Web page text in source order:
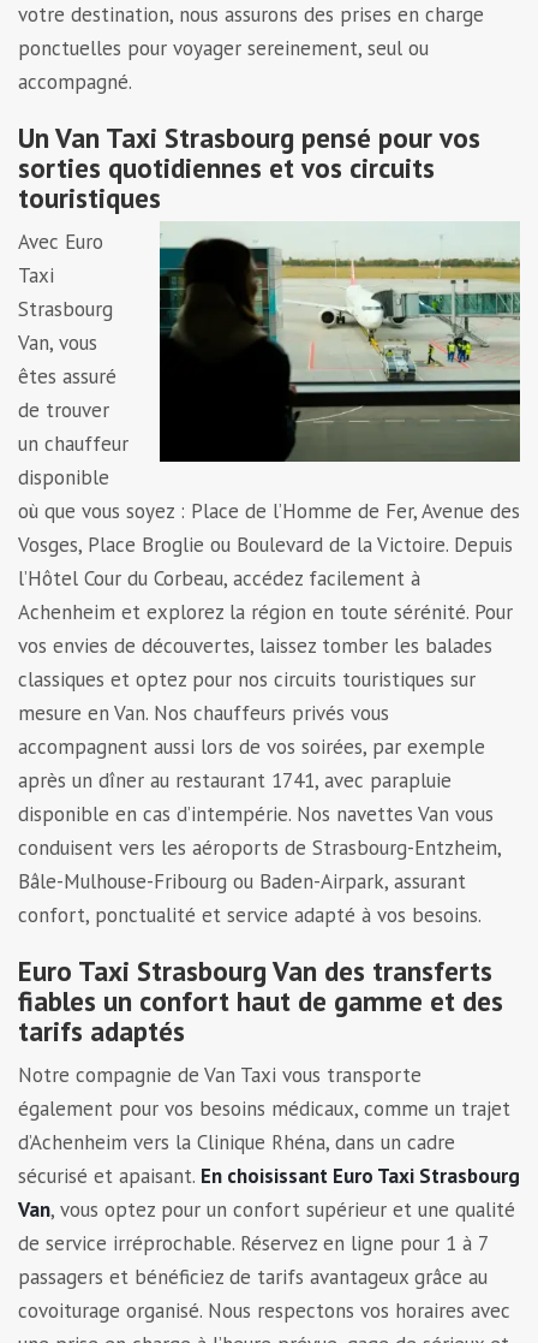
votre destination, nous assurons des prises en charge
ponctuelles pour voyager sereinement, seul ou
accompagné.
Un Van Taxi Strasbourg pensé pour vos
sorties quotidiennes et vos circuits
touristiques
Avec Euro
Taxi
Strasbourg
Van, vous
êtes assuré
de trouver
un chauffeur
disponible
où que vous soyez : Place de l’Homme de Fer, Avenue des
Vosges, Place Broglie ou Boulevard de la Victoire. Depuis
l’Hôtel Cour du Corbeau, accédez facilement à
Achenheim et explorez la région en toute sérénité. Pour
vos envies de découvertes, laissez tomber les balades
classiques et optez pour nos circuits touristiques sur
mesure en Van. Nos chauffeurs privés vous
accompagnent aussi lors de vos soirées, par exemple
après un dîner au restaurant 1741, avec parapluie
disponible en cas d’intempérie. Nos navettes Van vous
conduisent vers les aéroports de Strasbourg-Entzheim,
Bâle-Mulhouse-Fribourg ou Baden-Airpark, assurant
confort, ponctualité et service adapté à vos besoins.
Euro Taxi Strasbourg Van des transferts
fiables un confort haut de gamme et des
tarifs adaptés
Notre compagnie de Van Taxi vous transporte
également pour vos besoins médicaux, comme un trajet
d’Achenheim vers la Clinique Rhéna, dans un cadre
sécurisé et apaisant. En choisissant Euro Taxi Strasbourg
Van, vous optez pour un confort supérieur et une qualité
de service irréprochable. Réservez en ligne pour 1 à 7
passagers et bénéficiez de tarifs avantageux grâce au
covoiturage organisé. Nous respectons vos horaires avec